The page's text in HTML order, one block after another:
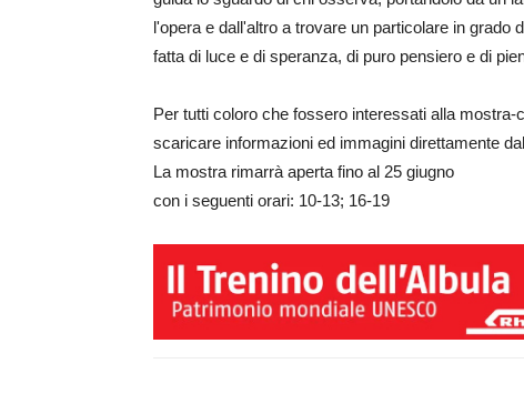
l'opera e dall'altro a trovare un particolare in grado
fatta di luce e di speranza, di puro pensiero e di
Per tutti coloro che fossero interessati alla
scaricare informazioni ed immagini direttamente
La mostra rimarrà aperta fino al 25 giugno
con i seguenti orari: 10-13; 16-19